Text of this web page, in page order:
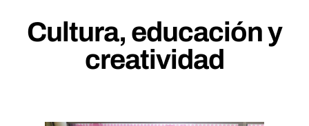
Cultura, educación y
creatividad